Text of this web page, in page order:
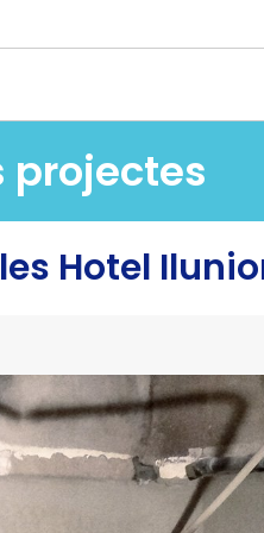
projectes
Hotel